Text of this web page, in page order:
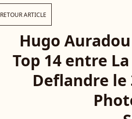
RETOUR ARTICLE
Hugo
Top 14 entre
Deflandre le